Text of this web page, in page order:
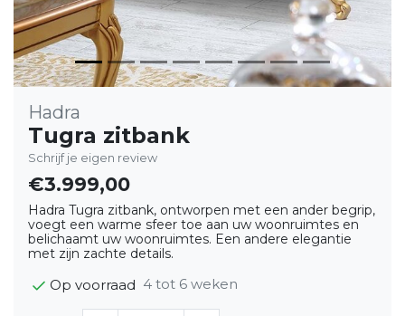
Hadra
Tugra zitbank
Schrijf je eigen review
€3.999,00
Hadra Tugra zitbank, ontworpen met een ander begrip,
voegt een warme sfeer toe aan uw woonruimtes en
belichaamt uw woonruimtes. Een andere elegantie
met zijn zachte details.
Op voorraad 4 tot 6 weken